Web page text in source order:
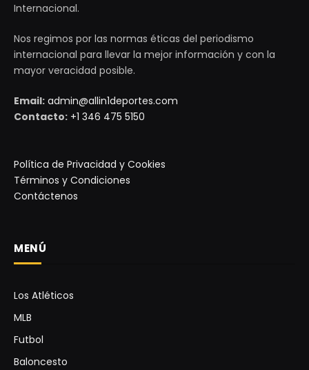
Internacional.
Nos regimos por las normas éticas del periodismo
internacional para llevar la mejor información y con la
mayor veracidad posible.
Email: admin@allin1deportes.com
Contacto: +1 346 475 5150
Política de Privacidad y Cookies
Términos y Condiciones
Contáctenos
MENÚ
Los Atléticos
MLB
Futbol
Baloncesto